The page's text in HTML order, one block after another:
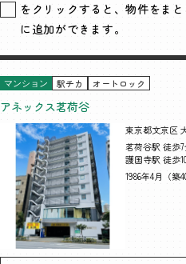
をクリックすると、物件をま
に追加ができます。
マンション 駅チカ オートロック
アネックス茗荷谷
東京都文京区
茗荷谷駅 徒歩
護国寺駅 徒歩
1986年4月（築